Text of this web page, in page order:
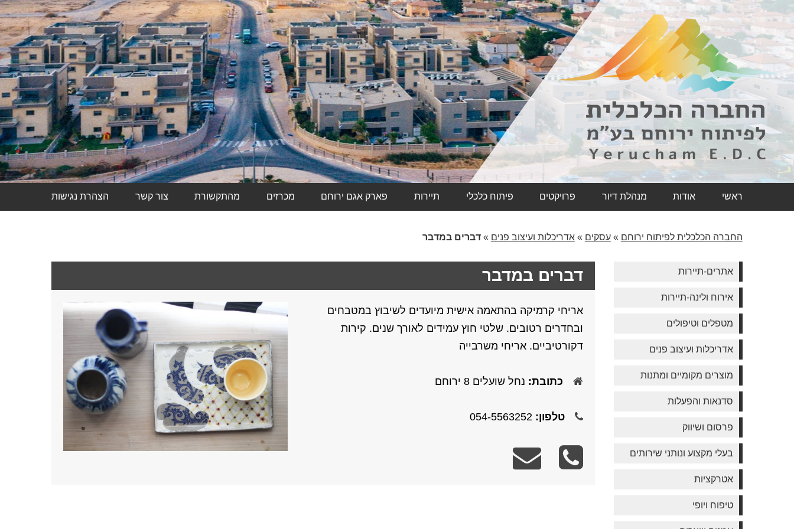
ראשי אודות מנהלת דיור פרויקטים פיתוח כלכלי תיירות פארק אגם ירוחם מכרזים מהתקשורת צור קשר הצהרת נגישות
החברה הכלכלית לפיתוח ירוחם »עסקים »אדריכלות ועיצוב פנים »דברים במדבר
אתרים-תיירות
אירוח ולינה-תיירות
מטפלים וטיפולים
אדריכלות ועיצוב פנים
מוצרים מקומיים ומתנות
סדנאות והפעלות
פרסום ושיווק
בעלי מקצוע ונותני שירותים
אטרקציות
טיפוח ויופי
דברים במדבר
אריחי קרמיקה בהתאמה אישית מיועדים לשיבוץ במטבחים
ובחדרים רטובים. שלטי חוץ עמידים לאורך שנים. קירות
דקורטיביים. אריחי משרבייה
כתובת: נחל שועלים 8 ירוחם
טלפון: